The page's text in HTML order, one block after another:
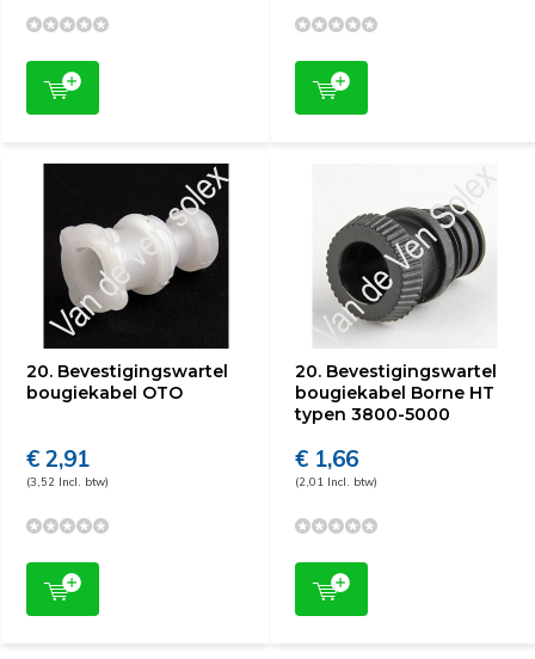
20. Bevestigingswartel
bougiekabel OTO
€ 2,91
(3,52 Incl. btw)
20. Bevestigingswartel
bougiekabel Borne HT
typen 3800-5000
€ 1,66
(2,01 Incl. btw)